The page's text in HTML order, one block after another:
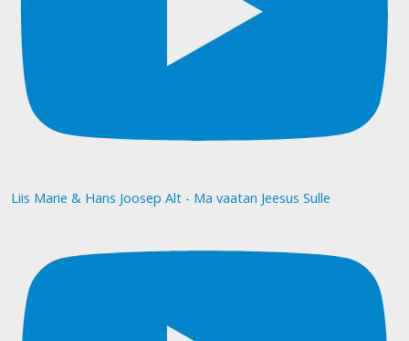
Liis Marie & Hans Joosep Alt - Ma vaatan Jeesus Sulle